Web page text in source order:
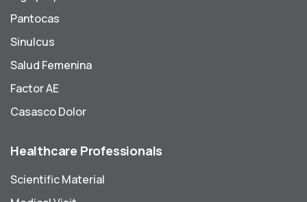
Pantocas
Sinulcus
Salud Femenina
Factor AE
Casasco Dolor
Healthcare Professionals
Scientific Material